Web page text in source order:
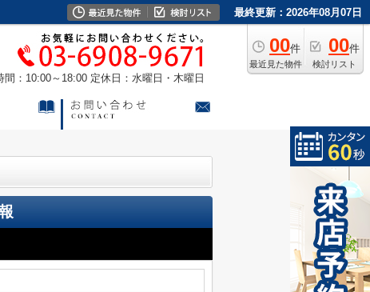
最終更新：2026年08月07日
00件
最近見た物件
00件
検討リスト
間：10:00～18:00 定休日：水曜日・木曜日